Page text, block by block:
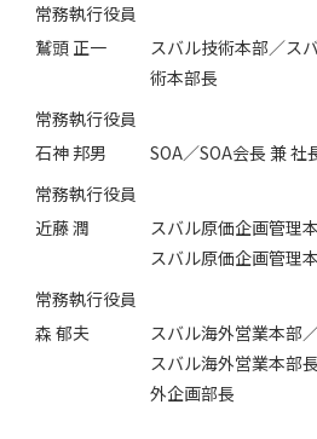
常務執行役員
鷲頭 正一
スバル技術本部／ス
術本部長
常務執行役員
石神 邦男
SOA／SOA会長 兼 社
常務執行役員
近藤 潤
スバル原価企画管理
スバル原価企画管理
常務執行役員
森 郁夫
スバル海外営業本部
スバル海外営業本部
外企画部長